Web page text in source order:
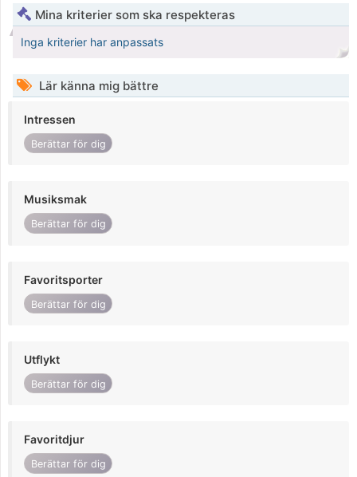
Mina kriterier som ska respekteras
Inga kriterier har anpassats
Lär känna mig bättre
Intressen
Berättar för dig
Musiksmak
Berättar för dig
Favoritsporter
Berättar för dig
Utflykt
Berättar för dig
Favoritdjur
Berättar för dig